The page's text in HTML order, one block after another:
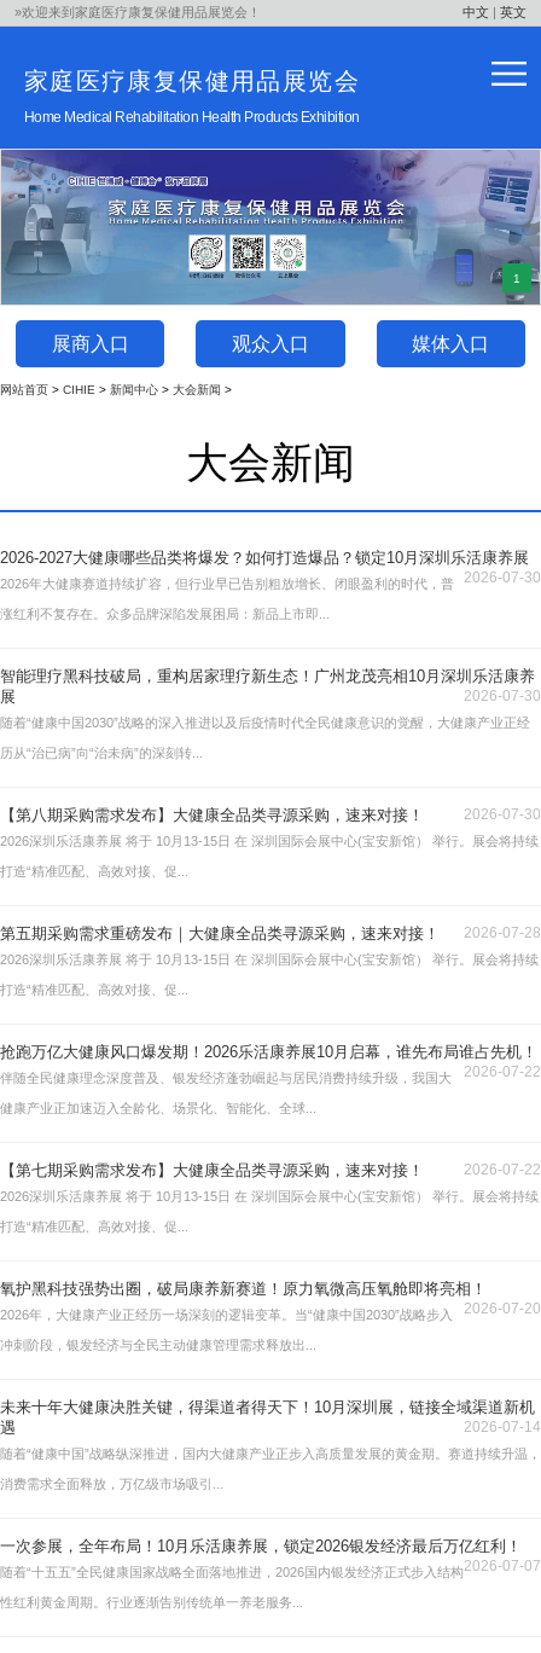
»欢迎来到家庭医疗康复保健用品 展览会！ 中文 |英文
家庭医疗康复保健用品 展览会
Home Medical Rehabilitation Health Products Exhibition
1
展商入口 观众入口 媒体入口
网站首页 > CIHIE > 新闻中心 > 大会新闻 >
大会新闻
2026-2027大健康哪些品类将爆发？如何打造爆品？锁定10月深圳乐活康养展
2026-07-30
2026年大健康赛道持续扩容，但行业早已告别粗放增长、闭眼盈利的时代，普
涨红利不复存在。众多品牌深陷发展困局：新品上市即...
智能理疗黑科技破局，重构居家理疗新生态！广州龙茂亮相10月深圳乐活康养
展
2026-07-30
随着“健康中国2030”战略的深入推进以及后疫情时代全民健康意识的觉醒，大健康产业正经
历从“治已病”向“治未病”的深刻转...
【第八期采购需求发布】大健康全品类寻源采购，速来对接！ 2026-07-30
2026深圳乐活康养展 将于 10月13-15日 在 深圳国际会展中心(宝安新馆） 举行。展会将持续
打造“精准匹配、高效对接、促...
第五期采购需求重磅发布｜大健康全品类寻源采购，速来对接！ 2026-07-28
2026深圳乐活康养展 将于 10月13-15日 在 深圳国际会展中心(宝安新馆） 举行。展会将持续
打造“精准匹配、高效对接、促...
抢跑万亿大健康风口爆发期！2026乐活康养展10月启幕，谁先布局谁占先机！
2026-07-22
伴随全民健康理念深度普及、银发经济蓬勃崛起与居民消费持续升级，我国大
健康产业正加速迈入全龄化、场景化、智能化、全球...
【第七期采购需求发布】大健康全品类寻源采购，速来对接！ 2026-07-22
2026深圳乐活康养展 将于 10月13-15日 在 深圳国际会展中心(宝安新馆） 举行。展会将持续
打造“精准匹配、高效对接、促...
氧护黑科技强势出圈，破局康养新赛道！原力氧微高压氧舱即将亮相！
2026-07-20
2026年，大健康产业正经历一场深刻的逻辑变革。当“健康中国2030”战略步入
冲刺阶段，银发经济与全民主动健康管理需求释放出...
未来十年大健康决胜关键，得渠道者得天下！10月深圳展，链接全域渠道新机
遇
2026-07-14
随着“健康中国”战略纵深推进，国内大健康产业正步入高质量发展的黄金期。赛道持续升温，
消费需求全面释放，万亿级市场吸引...
一次参展，全年布局！10月乐活康养展，锁定2026银发经济最后万亿红利！
2026-07-07
随着“十五五”全民健康国家战略全面落地推进，2026国内银发经济正式步入结构
性红利黄金周期。行业逐渐告别传统单一养老服务...